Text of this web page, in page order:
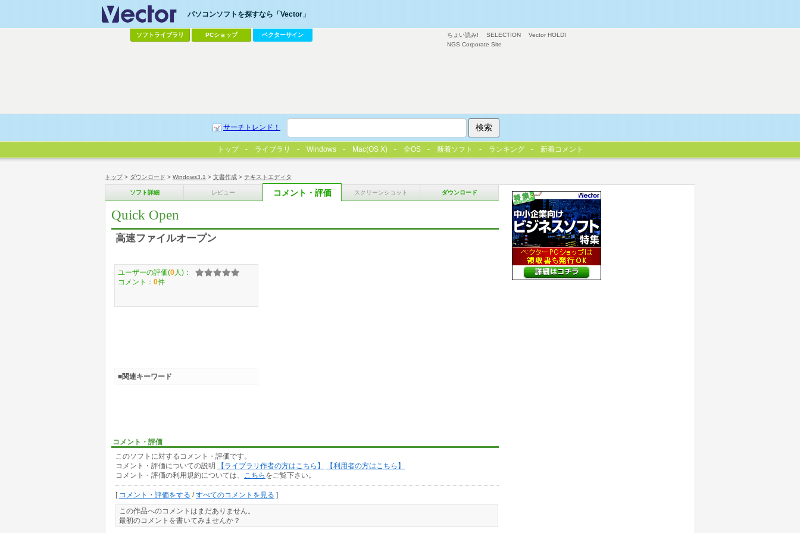
トップ> ダウンロード > Windows3.1 > 文書作成 > テキストエディタ
ソフト詳細 レビュー コメント・評価 スクリーンショット ダウンロード
Quick Open
高速ファイルオープン
コメント・評価
このソフトに対するコメント・評価です。
コメント・評価についての説明
【ライブラリ作者の方はこちら】
【利用者の方はこちら】
コメント・評価の利用規約については、
こちら をご覧下さい。
[ コメント・評価をする /すべてのコメントを見る ]
この作品へのコメントはまだありません。
最初のコメントを書いてみませんか？
ユーザーの評価(0 人)：
コメント： 0件
■関連キーワード
ちょい読み! SELECTION
Vector HOLDI
NGS Corporate Site
パソコンソフトを探すなら「Vector」
ソフトライブラリ PCショップ ベクターサイン
サーチトレンド！
トップ ライブラリ Windows Mac(OS X) 全OS 新着ソフト ランキング 新着コメント